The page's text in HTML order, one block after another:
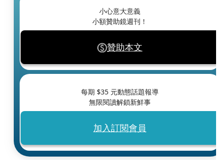
小心意大意義
小額贊助鏡週刊！
贊助本文
每期 $35 元動態話題報導
無限閱讀解鎖新鮮事
加入訂閱會員